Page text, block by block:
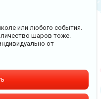
или любого события.
шаров тоже.
от